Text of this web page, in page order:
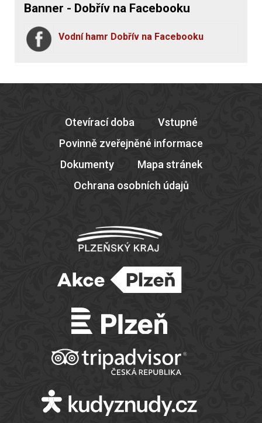
Banner - Dobřív na Facebooku
Vodní hamr Dobřív na Facebooku
Otevírací doba
Vstupné
Povinně zveřejněné informace
Dokumenty
Mapa stránek
Ochrana osobních údajů